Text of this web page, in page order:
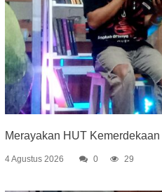
Merayakan HUT
4 Agustus 2026 0 29